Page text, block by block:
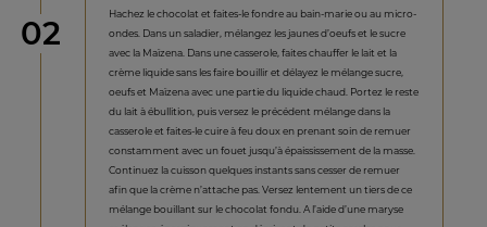
étape
02
Hachez le chocolat et faites-le fondre au bain-marie ou au micro-
ondes. Dans un saladier, mélangez les jaunes d’oeufs et le sucre
avec la Maïzena. Dans une casserole, faites chauffer le lait et la
crème liquide sans les faire bouillir et délayez le mélange sucre,
oeufs et Maïzena avec une partie du liquide chaud. Portez le reste
du lait à ébullition, puis versez le précédent mélange dans la
casserole et faites-le cuire à feu doux en prenant soin de remuer
constamment avec un fouet jusqu’à épaississement de la masse.
Continuez la cuisson quelques instants sans cesser de remuer
afin que la crème n’attache pas. Versez lentement un tiers de ce
mélange bouillant sur le chocolat fondu. A l’aide d’une maryse